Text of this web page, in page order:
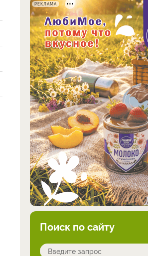
РЕКЛАМА
Поиск по сайту